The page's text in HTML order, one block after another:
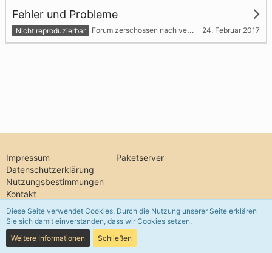
Fehler und Probleme
Nicht reproduzierbar Forum zerschossen nach versuchter installation 24. Februar 2017
Impressum
Datenschutzerklärung
Nutzungsbestimmungen
Kontakt
Paketserver
Community-Software:
Diese Seite verwendet Cookies. Durch die Nutzung unserer Seite erklären
Sie sich damit einverstanden, dass wir Cookies setzen.
Weitere Informationen
Schließen